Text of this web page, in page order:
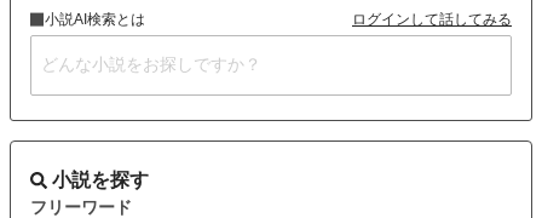
小説AI検索とは ログインして話してみる
小説を探す
フリーワード